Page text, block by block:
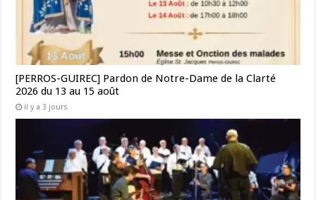
[PERROS-GUIREC] Pardon de Notre-Dame de la Clarté
2026 du 13 au 15 août
il y a 3 jours